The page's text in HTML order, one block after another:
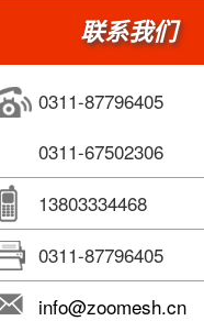
联系我们
0311-87796405
0311-67502306
13803334468
0311-87796405
info@zoomesh.cn